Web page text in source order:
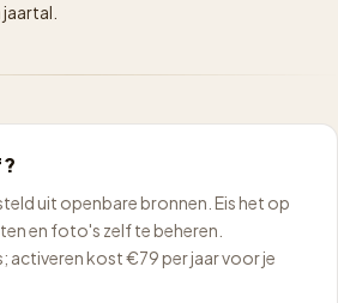
uit openbare bronnen. Eis het op
en foto's zelf te beheren.
activeren kost €79 per jaar voor je